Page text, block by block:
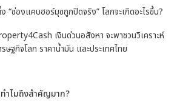
ช่องแคบฮอร์มุซถูกปิดจริง” โลกจะเกิดอะไรขึ้น?
เงินด่วนอสังหา จะพาชวนวิเคราะห์
ษฐกิจโลก ราคาน้ำมัน และประเทศไทย
ำไมถึงสำคัญมาก?